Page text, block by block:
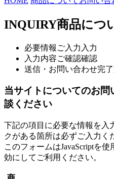
INQUIRY商品につ
必要情報ご入力 入力
入力内容ご確認確認
送信・お問い合わせ完了
当サイトについてのお問
談ください
下記の項目に必要な情報を入
クがある箇所は必ずご入力く
このフォームはJavaScriptを
効にしてご利用ください。